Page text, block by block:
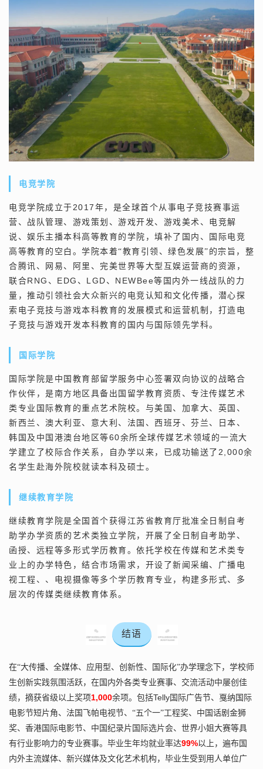
电竞学院
电竞学院成立于 2017 年 ， 是全球首个从事电子竞技赛事运
营、战队管理、游戏策划、游戏开发、游戏美术、电竞解
说、娱乐主播本科高等教育的学院，填补了国内、国际电竞
高等教育的空白。学院本着“教育引领、绿色发展”的宗旨，整
合腾讯、网易、阿里、完美世界等大型互娱运营商的资源，
联合RNG 、 EDG 、 LGD 、 NEWBee等国内外一线战队的力
量，推动引领社会大众新兴的电竞认知和文化传播，潜心探
索电子竞技与游戏本科教育的发展模式和运营机制，打造电
子竞技与游戏开发本科教育的国内与国际领先学科。
国际学院
国际学院是中国教育部留学服务中心签署双向协议的战略合
作伙伴，是南方地区具备出国留学教育资质、专注传媒艺术
类专业国际教育的重点艺术院校。与美国、加拿大、英国、
新西兰、澳大利亚、意大利、法国、西班牙、芬兰、日本、
韩国及中国港澳台地区等60余所全球传媒艺术领域的一流大
学建立了校际合作关系，自办学以来，已成功输送了 2,000余
名学生赴海外院校就读本科及硕士。
继续教育学院
继续教育学院是全国首个获得江苏省教育厅批准全日制自考
助学办学资质的艺术类独立学院，开展了全日制自考助学、
函授、远程等多形式学历教育。 依托学校在传媒和艺术类专
业上的办学特色，结合市场需求，开设了新闻采编、广播电
视工程、、电视摄像等多个学历教育专业，构建多形式、多
层次的传媒类继续教育体系。
结语
在“大传播、全媒体、应用型、创新性、国际化”办学理念下，学校师
生创新实践氛围活跃，在国内外各类专业赛事、交流活动中屡创佳
绩，摘获省级以上奖项1,000余项。包括Telly 国际广告节、戛纳国际
电影节短片角、法国飞帕电视节、 “五个一”工程奖、中国话剧金狮
奖、香港国际电影节、中国纪录片国际选片会、世界小姐大赛等具
有行业影响力的专业赛事。毕业生年均就业率达99%以上，遍布国
内外主流媒体、新兴媒体及文化艺术机构，毕业生受到用人单位广